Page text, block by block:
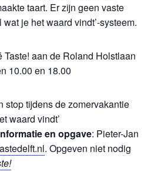
taart. Er zijn geen vaste
je het waard vindt’-systeem.
Taste! aan de Roland Holstlaan
10.00 en 18.00
stop tijdens de zomervakantie
waard vindt’
en opgave: Pieter-Jan
. Opgeven niet nodig